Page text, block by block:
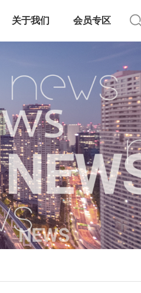
关于我们 会员专区